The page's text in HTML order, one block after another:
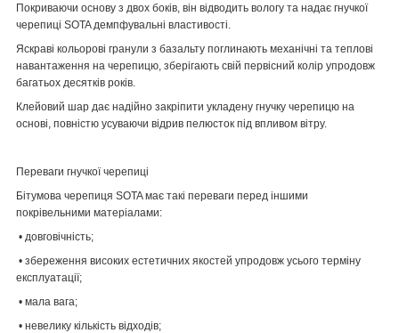
Покриваючи основу з двох боків, він відводить вологу та надає гнучкої
черепиці SOTA демпфувальні властивості.
Яскраві кольорові гранули з базальту поглинають механічні та теплові
навантаження на черепицю, зберігають свій первісний колір упродовж
багатьох десятків років.
Клейовий шар дає надійно закріпити укладену гнучку черепицю на
основі, повністю усуваючи відрив пелюсток під впливом вітру.
Переваги гнучкої черепиці
Бітумова черепиця SOTA має такі переваги перед іншими
покрівельними матеріалами:
• довговічність;
• збереження високих естетичних якостей упродовж усього терміну
експлуатації;
• мала вага;
• невелику кількість відходів;